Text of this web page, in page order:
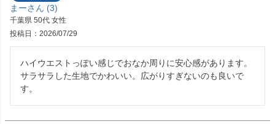
まー 3
千葉県 50代 女性
投稿日
2026/07/29
ハイウエストっぽい感じでおなか周りに安心感があります。
サラサラした生地でかわいい。広がりすぎないのも良いで
す。